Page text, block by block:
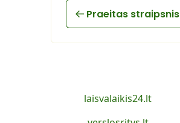
Praeitas straipsnis
laisvalaikis24.lt